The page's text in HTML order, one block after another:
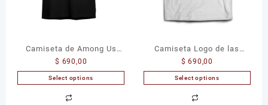
Camiseta de Among Us
Impostor
$ 690,00
Select options
Camiseta Logo de las
Reliquias de la Muerte
$ 690,00
Select options